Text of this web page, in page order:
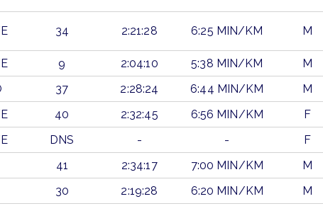
34 2:21:28 6:25 MIN/KM M
9 2:04:10 5:38 MIN/KM M
37 2:28:24 6:44 MIN/KM M
40 2:32:45 6:56 MIN/KM F
DNS - - F
41 2:34:17 7:00 MIN/KM M
30 2:19:28 6:20 MIN/KM M